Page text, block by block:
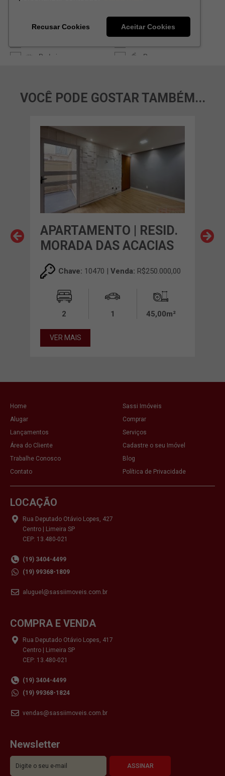
VOCÊ PODE GOSTAR TAMBÉM...
APARTAMENTO | RESID.
MORADA DAS ACACIAS
Chave: 10470 | Venda: R$250.000,00
2 1 45,00m²
VER MAIS
Home
Sassi Imóveis
Alugar
Comprar
Lançamentos
Serviços
Área do Cliente
Cadastre o seu Imóvel
Trabalhe Conosco
Blog
Contato
Política de Privacidade
LOCAÇÃO
Rua Deputado Otávio Lopes, 427
Centro | Limeira SP
CEP: 13.480-021
(19) 3404-4499
(19) 99368-1809
aluguel@sassiimoveis.com.br
COMPRA E VENDA
Rua Deputado Otávio Lopes, 417
Centro | Limeira SP
CEP: 13.480-021
(19) 3404-4499
(19) 99368-1824
vendas@sassiimoveis.com.br
Newsletter